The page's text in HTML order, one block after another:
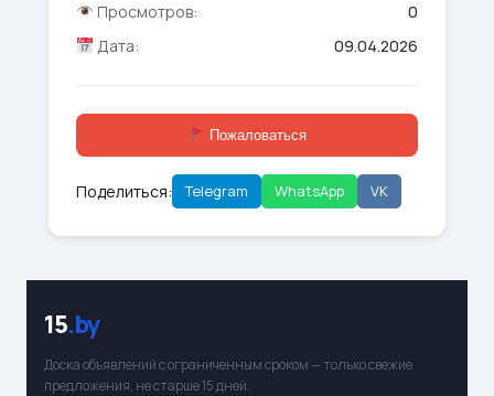
Просмотров:
0
Дата:
09.04.2026
Пожаловаться
Поделиться: Telegram WhatsApp VK
15.by
Доска объявлений с ограниченным сроком — только свежие
предложения, не старше 15 дней.